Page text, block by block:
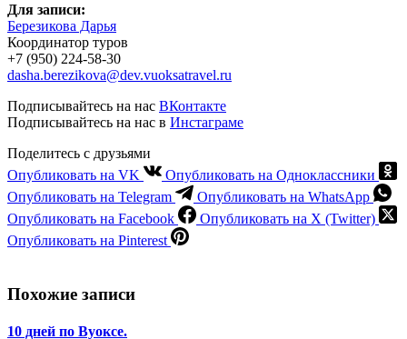
Для записи:
Березикова Дарья
Координатор туров
+7 (950) 224-58-30
dasha.berezikova@dev.vuoksatravel.ru
Подписывайтесь на нас ВКонтакте
Подписывайтесь на нас в Инстаграме
Поделитесь с друзьями
Опубликовать на VK
Опубликовать на Одноклассники
Опубликовать на Telegram
Опубликовать на WhatsApp
Опубликовать на Facebook
Опубликовать на X (Twitter)
Опубликовать на Pinterest
Похожие записи
10 дней по Вуоксе.